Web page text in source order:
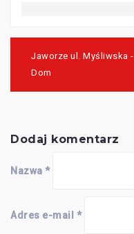
wpisu
Jaworze ul. Myśliwska -
Dom
Dodaj komentarz
Nazwa *
Adres e-mail *